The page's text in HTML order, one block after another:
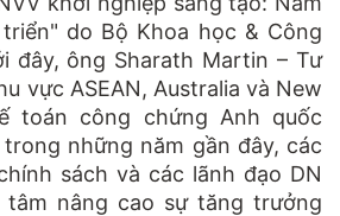
do Bộ Khoa học & Công
đây, ông Sharath Martin – Tư
vực ASEAN, Australia và New
toán công chứng Anh quốc
những năm gần đây, các
sách và các lãnh đạo DN
tâm nâng cao sự tăng trưởng